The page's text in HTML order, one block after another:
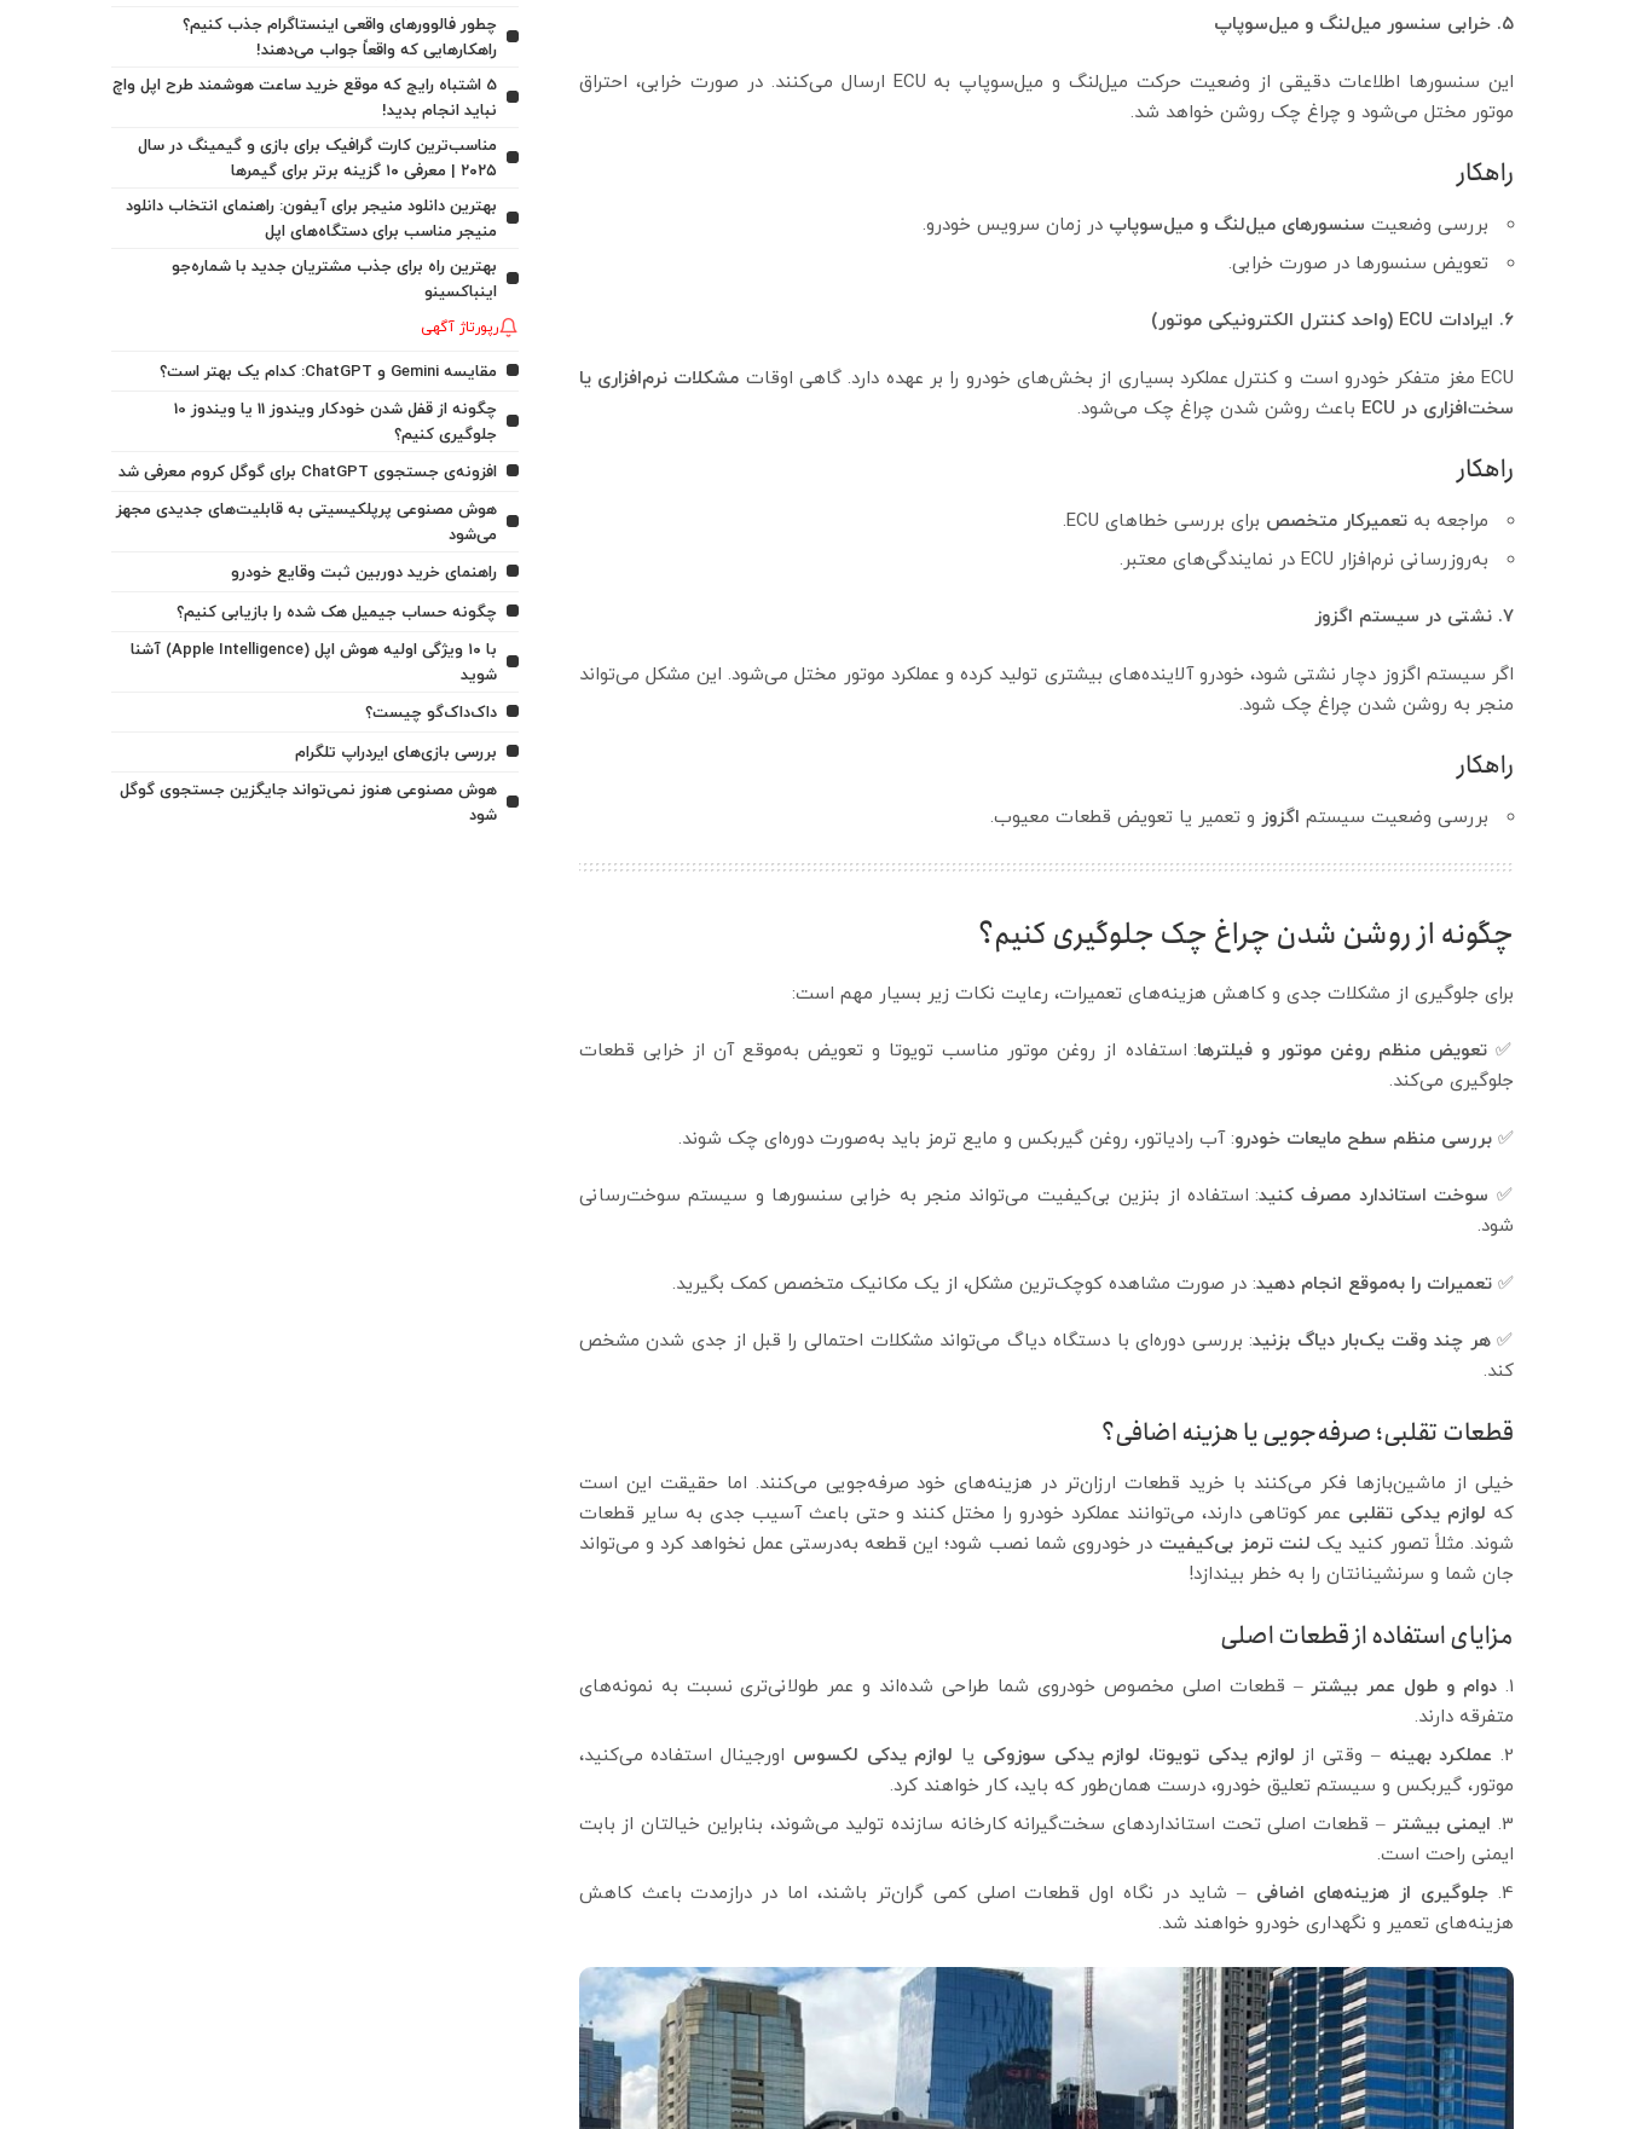
۵. خرابی سنسور میل‌لنگ و میل‌سوپاپ
این سنسورها اطلاعات دقیقی از وضعیت حرکت میل‌لنگ و میل‌سوپاپ به ECU ارسال می‌کنند. در صورت خرابی، احتراق
موتور مختل می‌شود و چراغ چک روشن خواهد شد.
راهکار
بررسی وضعیت سنسورهای میل‌لنگ و میل‌سوپاپ در زمان سرویس خودرو.
تعویض سنسورها در صورت خرابی.
۶. ایرادات ECU (واحد کنترل الکترونیکی موتور)
ECU مغز متفکر خودرو است و کنترل عملکرد بسیاری از بخش‌های خودرو را بر عهده دارد. گاهی اوقات
مشکلات نرم‌افزاری یا
سخت‌افزاری در ECU
باعث روشن شدن چراغ چک می‌شود.
راهکار
مراجعه به تعمیرکار متخصص برای بررسی خطاهای ECU.
به‌روزرسانی نرم‌افزار ECU در نمایندگی‌های معتبر.
۷. نشتی در سیستم اگزوز
اگر سیستم اگزوز دچار نشتی شود، خودرو آلاینده‌های بیشتری تولید کرده و عملکرد موتور مختل می‌شود. این مشکل می‌تواند
منجر به روشن شدن چراغ چک شود.
راهکار
بررسی وضعیت سیستم اگزوز و تعمیر یا تعویض قطعات معیوب.
چگونه از روشن شدن چراغ چک جلوگیری کنیم؟
برای جلوگیری از مشکلات جدی و کاهش هزینه‌های تعمیرات، رعایت نکات زیر بسیار مهم است:
✅تعویض منظم روغن موتور و فیلترها: استفاده از روغن موتور مناسب تویوتا و تعویض به‌موقع آن از خرابی قطعات
جلوگیری می‌کند.
✅ بررسی منظم سطح مایعات خودرو: آب رادیاتور، روغن گیربکس و مایع ترمز باید به‌صورت دوره‌ای چک شوند.
✅ سوخت استاندارد مصرف کنید: استفاده از بنزین بی‌کیفیت می‌تواند منجر به خرابی سنسورها و سیستم سوخت‌رسانی
شود.
✅ تعمیرات را به‌موقع انجام دهید: در صورت مشاهده کوچک‌ترین مشکل، از یک مکانیک متخصص کمک بگیرید.
✅هر چند وقت یک‌بار دیاگ بزنید: بررسی دوره‌ای با دستگاه دیاگ می‌تواند مشکلات احتمالی را قبل از جدی شدن مشخص
کند.
قطعات تقلبی؛ صرفه‌جویی یا هزینه اضافی؟
خیلی از ماشین‌بازها فکر می‌کنند با خرید قطعات ارزان‌تر در هزینه‌های خود صرفه‌جویی می‌کنند. اما حقیقت این است
که لوازم یدکی تقلبی عمر کوتاهی دارند، می‌توانند عملکرد خودرو را مختل کنند و حتی باعث آسیب جدی به سایر قطعات
شوند. مثلاً تصور کنید یک لنت ترمز بی‌کیفیت در خودروی شما نصب شود؛ این قطعه به‌درستی عمل نخواهد کرد و می‌تواند
جان شما و سرنشینانتان را به خطر بیندازد!
مزایای استفاده از قطعات اصلی
دوام و طول عمر بیشتر – قطعات اصلی مخصوص خودروی شما طراحی شده‌اند و عمر طولانی‌تری نسبت به نمونه‌های
متفرقه دارند.
عملکرد بهینه – وقتی از لوازم یدکی تویوتا، لوازم یدکی سوزوکی یا لوازم یدکی لکسوس اورجینال استفاده می‌کنید،
موتور، گیربکس و سیستم تعلیق خودرو، درست همان‌طور که باید، کار خواهند کرد.
ایمنی بیشتر – قطعات اصلی تحت استانداردهای سخت‌گیرانه کارخانه سازنده تولید می‌شوند، بنابراین خیالتان از بابت
ایمنی راحت است.
جلوگیری از هزینه‌های اضافی – شاید در نگاه اول قطعات اصلی کمی گران‌تر باشند، اما در درازمدت باعث کاهش
هزینه‌های تعمیر و نگهداری خودرو خواهند شد.
چطور فالوورهای واقعی اینستاگرام جذب کنیم؟
راهکارهایی که واقعاً جواب می‌دهند!
5 اشتباه رایج که موقع خرید ساعت هوشمند طرح اپل واچ
نباید انجام بدید!
مناسب‌ترین کارت گرافیک برای بازی و گیمینگ در سال
۲۰۲۵ | معرفی ۱۰ گزینه برتر برای گیمرها
بهترین دانلود منیجر برای آیفون: راهنمای انتخاب دانلود
منیجر مناسب برای دستگاه‌های اپل
بهترین راه برای جذب مشتریان جدید با شماره‌جو
اینباکسینو
رپورتاژ آگهی
مقایسه Gemini و ChatGPT: کدام یک بهتر است؟
چگونه از قفل شدن خودکار ویندوز 11 یا ویندوز 10
جلوگیری کنیم؟
افزونه‌ی جستجوی ChatGPT برای گوگل کروم معرفی شد
هوش مصنوعی پرپلکیسیتی به قابلیت‌های جدیدی مجهز
می‌شود
راهنمای خرید دوربین ثبت وقایع خودرو
چگونه حساب جیمیل هک شده را بازیابی کنیم؟
با ۱۰ ویژگی اولیه هوش اپل (Apple Intelligence) آشنا
شوید
داک‌داک‌گو چیست؟
بررسی بازی‌های ایردراپ تلگرام
هوش مصنوعی هنوز نمی‌تواند جایگزین جستجوی گوگل
شود